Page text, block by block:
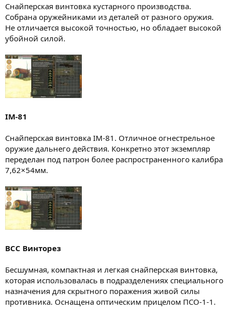
Снайперская винтовка кустарного производства.
Собрана оружейниками из деталей от разного оружия.
Не отличается высокой точностью, но обладает высокой
убойной силой.
IM-81
Снайперская винтовка IM-81. Отличное огнестрельное
оружие дальнего действия. Конкретно этот экземпляр
переделан под патрон более распространенного калибра
7,62×54мм.
ВСС Винторез
Бесшумная, компактная и легкая снайперская винтовка,
которая использовалась в подразделениях специального
назначения для скрытного поражения живой силы
противника. Оснащена оптическим прицелом ПСО-1-1.